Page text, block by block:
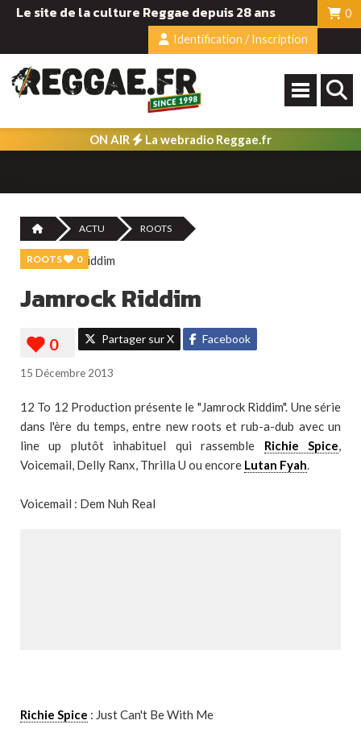
Le site de la culture Reggae depuis 28 ans
0
Identification / Inscription
ON AIR La webradio Reggae.fr
ACTU ROOTS
ROOTS 0
Jamrock Riddim
Partager sur X Facebook
15 Décembre 2013
12 To 12 Production présente le "Jamrock Riddim". Une série
dans l'ère du temps, entre new roots et rub-a-dub avec un
line up plutôt inhabituel qui rassemble Richie Spice,
Voicemail, Delly Ranx, Thrilla U ou encore Lutan Fyah.
Voicemail : Dem Nuh Real
Richie Spice : Just Can't Be With Me